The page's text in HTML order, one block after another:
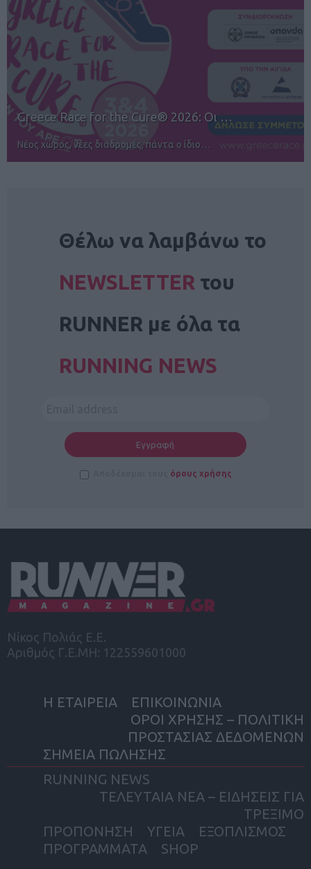
12ος TUI Rhodes Marathon: Άνοιγμα ε…
Αγώνες για όλους στην Ρόδο
Θέλω να λαμβάνω το
NEWSLETTER του
RUNNER με όλα τα
RUNNING NEWS
όρους χρήσης
Νίκος Πολιάς Ε.Ε.
Αριθμός Γ.Ε.ΜΗ: 122559601000
Η ΕΤΑΙΡΕΙΑ
ΕΠΙΚΟΙΝΩΝΙΑ
ΟΡΟΙ ΧΡΗΣΗΣ – ΠΟΛΙΤΙΚΗ
ΠΡΟΣΤΑΣΙΑΣ ΔΕΔΟΜΕΝΩΝ
ΣΗΜΕΙΑ ΠΩΛΗΣΗΣ
RUNNING NEWS
ΤΕΛΕΥΤΑΙΑ ΝΕΑ – ΕΙΔΗΣΕΙΣ ΓΙΑ
ΤΡΕΞΙΜΟ
ΠΡΟΠΟΝΗΣΗ
ΥΓΕΙΑ
ΕΞΟΠΛΙΣΜΟΣ
ΠΡΟΓΡΑΜΜΑΤΑ
SHOP